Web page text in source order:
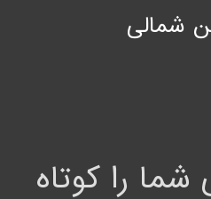
شما را کوتاه